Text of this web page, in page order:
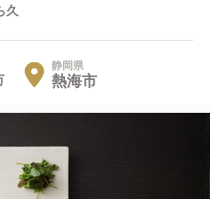
久
静岡県
熱海市